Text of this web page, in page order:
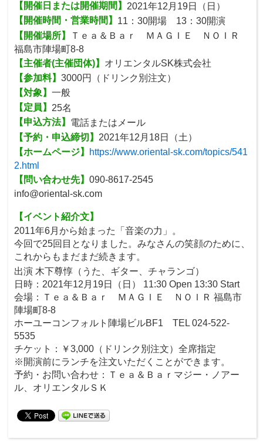
【開催日または開催期間】 2021年12月19日（日）
【開催時間・営業時間】 11：30開場 13：30開演
【開催場所】
Ｔｅａ＆Ｂａｒ ＭＡＧＩＥ ＮＯＩＲ
福島市陣場町8-8
【主催者(主催団体)】 オリエンタルSK株式会社
【参加料】3000円（ドリンク別注文）
【対象】一般
【定員】 25名
【申込方法】 電話またはメール
【予約・申込締切】 2021年12月18日（土）
【ホームページ】
https://www.oriental-sk.com/topics/541
2.html
【問い合わせ先】090-8617-2545
info@oriental-sk.com
【イベント紹介文】
2011年6月から始まった「音楽の力」。
今回で25回目となりました。みなさんの笑顔のために、
これからもまだまだ続きます。
出演 木下尊惇（うた、ギター、チャランゴ）
日時：2021年12月19日（日） 11:30 Open 13:30 Start
会場：Ｔｅａ＆Ｂａｒ ＭＡＧＩＥ ＮＯＩＲ 福島市
陣場町8-8
ホーユーコンフォルト陣場ビルBF1 TEL 024-522-
5535
チケット：￥3,000（ドリンク別注文）全席指定
※開演前にランチを注文いただくことができます。
予約・お問い合わせ：Ｔｅａ＆Ｂａｒマジー・ノアー
ル、オリエンタルＳＫ